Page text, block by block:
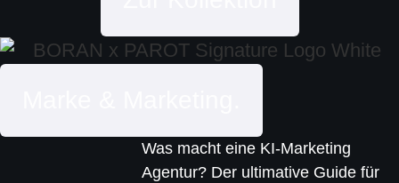
Was macht eine KI-Marketing
Agentur? Der ultimative Guide für